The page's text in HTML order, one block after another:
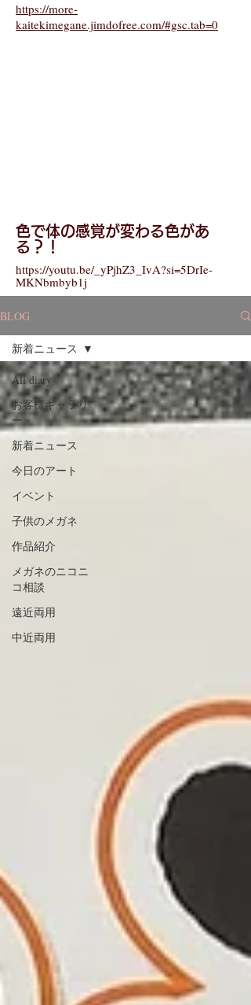
https://more-
kaitekimegane.jimdofree.com/#gsc.tab=0
​色で体の感覚が変わる色があ
る？！
https://youtu.be/_yPjhZ3_IvA?si=5DrIe-
MKNbmbyb1j
BLOG
All diary
お客様ギャラリ
ー
新着ニュース
今日のアート
イベント
子供のメガネ
作品紹介
メガネのニコニ
コ相談
遠近両用
中近両用
新着ニュース